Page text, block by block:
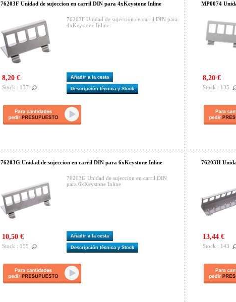
76203F Unidad de sujeccion en carril DIN para 4xKeystone Inline
76203F Unidad de sujeccion en carril DIN para
4xKeystone Inline
8,20 €
Stock : 137
Añadir a la cesta
Descripción técnica y Stock
MP0074
8,20 €
Stock : 135
76203G Unidad de sujeccion en carril DIN para 6xKeystone Inline
76203G Unidad de sujeccion en carril DIN
para 6xKeystone Inline
10,50 €
Stock : 155
Añadir a la cesta
Descripción técnica y Stock
76203H
13,44 €
Stock : 143